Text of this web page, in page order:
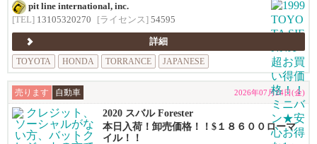
pit line international, inc.
[TEL] 13105320270 [ライセンス] 54595
詳細
TOYOTA
HONDA TORRANCE JAPANESE
売ります 自動車 2026年07月24日(金)
2020 スバル Forester
本日入荷！卸売価格！！$１８６００ローマ
イル！！